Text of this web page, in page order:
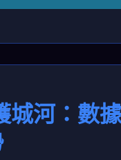
城河：數